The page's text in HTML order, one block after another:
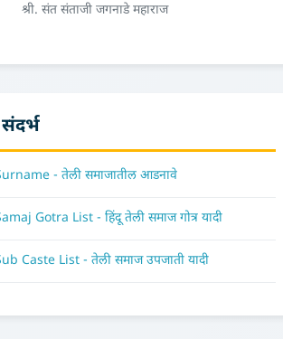
श्री. संत संताजी जगनाडे महाराज
- तेली समाजातील आडनावे
Gotra List - हिंदू तेली समाज गोत्र यादी
Caste List - तेली समाज उपजाती यादी